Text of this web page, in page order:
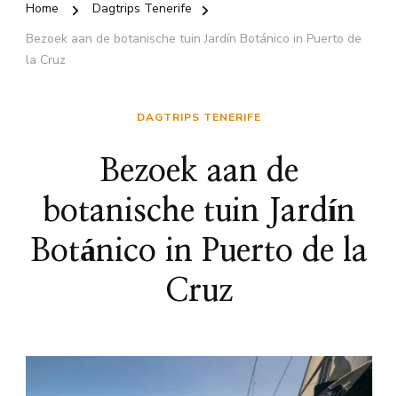
Home
Dagtrips Tenerife
Bezoek aan de botanische tuin Jardín Botánico in Puerto de
la Cruz
DAGTRIPS TENERIFE
Bezoek aan de
botanische tuin Jardín
Botánico in Puerto de la
Cruz